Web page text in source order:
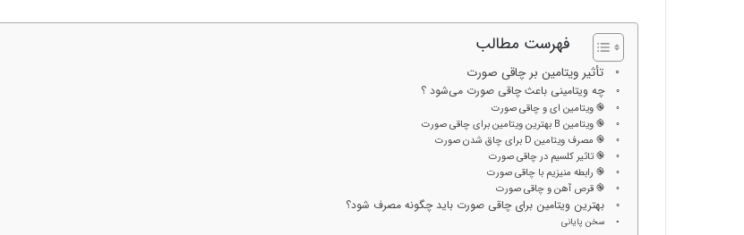
فهرست مطالب
تأثیر ویتامین بر چاقی صورت
چه ویتامینی باعث چاقی صورت می‌شود ؟
֎ ویتامین ای و چاقی صورت
֎ ویتامین B بهترین ویتامین برای چاقی صورت
֎ مصرف ویتامین D برای چاق شدن صورت
֎ تاثیر کلسیم در چاقی صورت
֎ رابطه منیزیم با چاقی صورت
֎ قرص آهن و چاقی صورت
بهترین ویتامین برای چاقی صورت باید چگونه مصرف شود؟
سخن پایانی